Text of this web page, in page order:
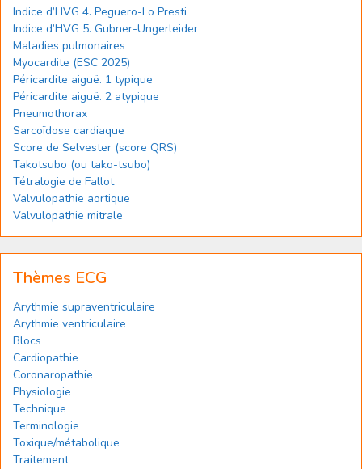
Indice d’HVG 4. Peguero-Lo Presti
Indice d’HVG 5. Gubner-Ungerleider
Maladies pulmonaires
Myocardite (ESC 2025)
Péricardite aiguë. 1 typique
Péricardite aiguë. 2 atypique
Pneumothorax
Sarcoïdose cardiaque
Score de Selvester (score QRS)
Takotsubo (ou tako-tsubo)
Tétralogie de Fallot
Valvulopathie aortique
Valvulopathie mitrale
Thèmes ECG
Arythmie supraventriculaire
Arythmie ventriculaire
Blocs
Cardiopathie
Coronaropathie
Physiologie
Technique
Terminologie
Toxique/métabolique
Traitement